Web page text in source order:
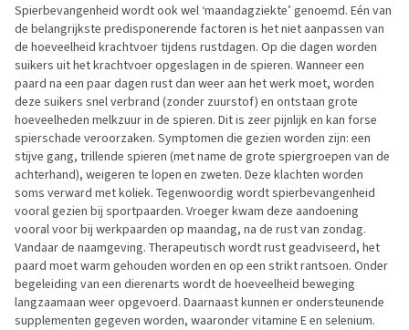
Spierbevangenheid wordt ook wel ‘maandagziekte’ genoemd. Eén van
de belangrijkste predisponerende factoren is het niet aanpassen van
de hoeveelheid krachtvoer tijdens rustdagen. Op die dagen worden
suikers uit het krachtvoer opgeslagen in de spieren. Wanneer een
paard na een paar dagen rust dan weer aan het werk moet, worden
deze suikers snel verbrand (zonder zuurstof) en ontstaan grote
hoeveelheden melkzuur in de spieren. Dit is zeer pijnlijk en kan forse
spierschade veroorzaken. Symptomen die gezien worden zijn: een
stijve gang, trillende spieren (met name de grote spiergroepen van de
achterhand), weigeren te lopen en zweten. Deze klachten worden
soms verward met koliek. Tegenwoordig wordt spierbevangenheid
vooral gezien bij sportpaarden. Vroeger kwam deze aandoening
vooral voor bij werkpaarden op maandag, na de rust van zondag.
Vandaar de naamgeving. Therapeutisch wordt rust geadviseerd, het
paard moet warm gehouden worden en op een strikt rantsoen. Onder
begeleiding van een dierenarts wordt de hoeveelheid beweging
langzaamaan weer opgevoerd. Daarnaast kunnen er ondersteunende
supplementen gegeven worden, waaronder vitamine E en selenium.